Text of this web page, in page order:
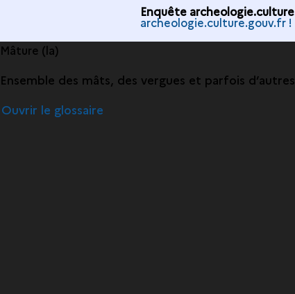
Enquête
archeologie.culture.gouv.fr !
Mâture (la)
Ensemble des mâts, des vergues et parfois
Ouvrir le glossaire